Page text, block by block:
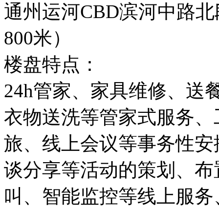
通州运河CBD滨河中路
800米）
楼盘特点：
24h管家、家具维修、送
衣物送洗等管家式服务
旅、线上会议等事务性
谈分享等活动的策划、
叫、智能监控等线上服